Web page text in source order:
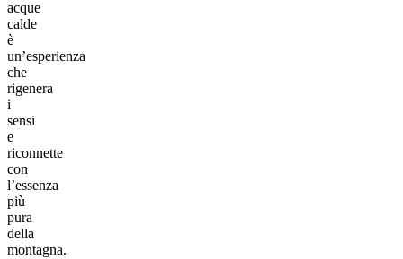
acque
calde
è
un’esperienza
che
rigenera
i
sensi
e
riconnette
con
l’essenza
più
pura
della
montagna.